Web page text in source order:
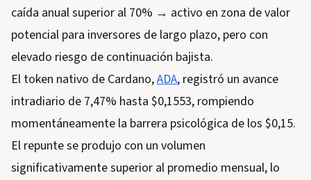
caída anual superior al 70% → activo en zona de valor
potencial para inversores de largo plazo, pero con
elevado riesgo de continuación bajista.
El token nativo de Cardano,ADA, registró un avance
intradiario de 7,47% hasta $0,1553, rompiendo
momentáneamente la barrera psicológica de los $0,15.
El repunte se produjo con un volumen
significativamente superior al promedio mensual, lo